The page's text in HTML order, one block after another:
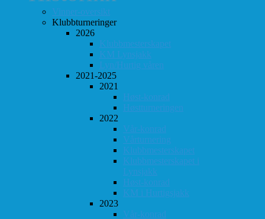
Vinner-oversikt
Klubbturneringer
2026
Klubbmesterskapet
KM Lynsjakk
Lyn/Hurtig våren
2021-2025
2021
Høst-konrad
Høstturneringen
2022
Vår-konrad
Vårturnering
Klubbmesterskapet
Klubbmesterskapet i
Lynsjakk
Høst-konrad
KM i Hurtigsjakk
2023
Vår-konrad